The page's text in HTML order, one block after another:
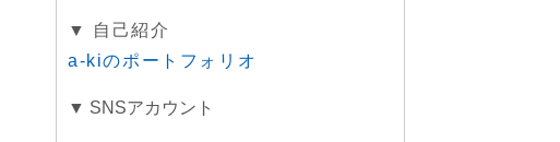
▼ 自己紹介
a-kiのポートフォリオ
▼ SNSアカウント